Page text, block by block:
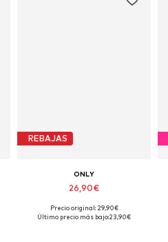
REBAJAS
ONLY
26,90€
Tallas disponibles: XS, S, M, L, XL
Precio original: 29,90€
Último precio más bajo:23,90€